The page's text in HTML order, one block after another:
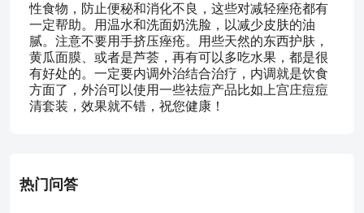
性食物，防止便秘和消化不良，这些对减轻痤疮都有
一定帮助。用温水和洗面奶洗脸，以减少皮肤的油
腻。注意不要用手挤压痤疮。用些天然的东西护肤，
黄瓜面膜、或者是芦荟，再有可以多吃水果，都是很
有好处的。一定要内调外治结合治疗，内调就是饮食
方面了，外治可以使用一些祛痘产品比如上宫庄痘痘
清套装，效果就不错，祝您健康！
热门问答